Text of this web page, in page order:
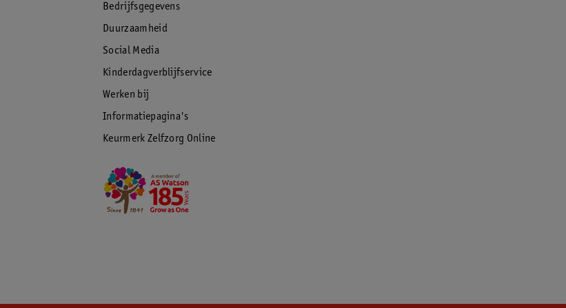
Bedrijfsgegevens
Duurzaamheid
Social Media
Kinderdagverblijfservice
Werken bij
Informatiepagina's
Keurmerk Zelfzorg Online